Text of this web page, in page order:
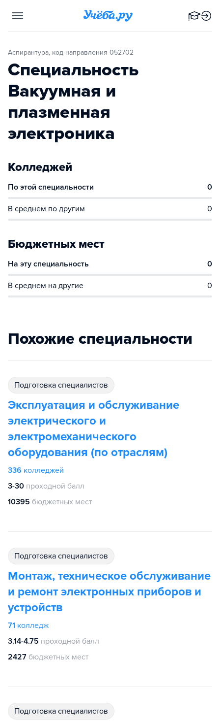
Аспирантура, код направления 052702
Специальность
Вакуумная и
плазменная
электроника
Колледжей
По этой специальности 0
В среднем по другим 0
Бюджетных мест
На эту специальность 0
В среднем на другие 0
Похожие специальности
подготовка специалистов
Эксплуатация и обслуживание
электрического и
электромеханического
оборудования (по отраслям)
336 колледжей
3-30 проходной балл
10395 бюджетных мест
подготовка специалистов
Монтаж, техническое обслуживание
и ремонт электронных приборов и
устройств
71 колледж
3.14-4.75 проходной балл
2427 бюджетных мест
подготовка специалистов